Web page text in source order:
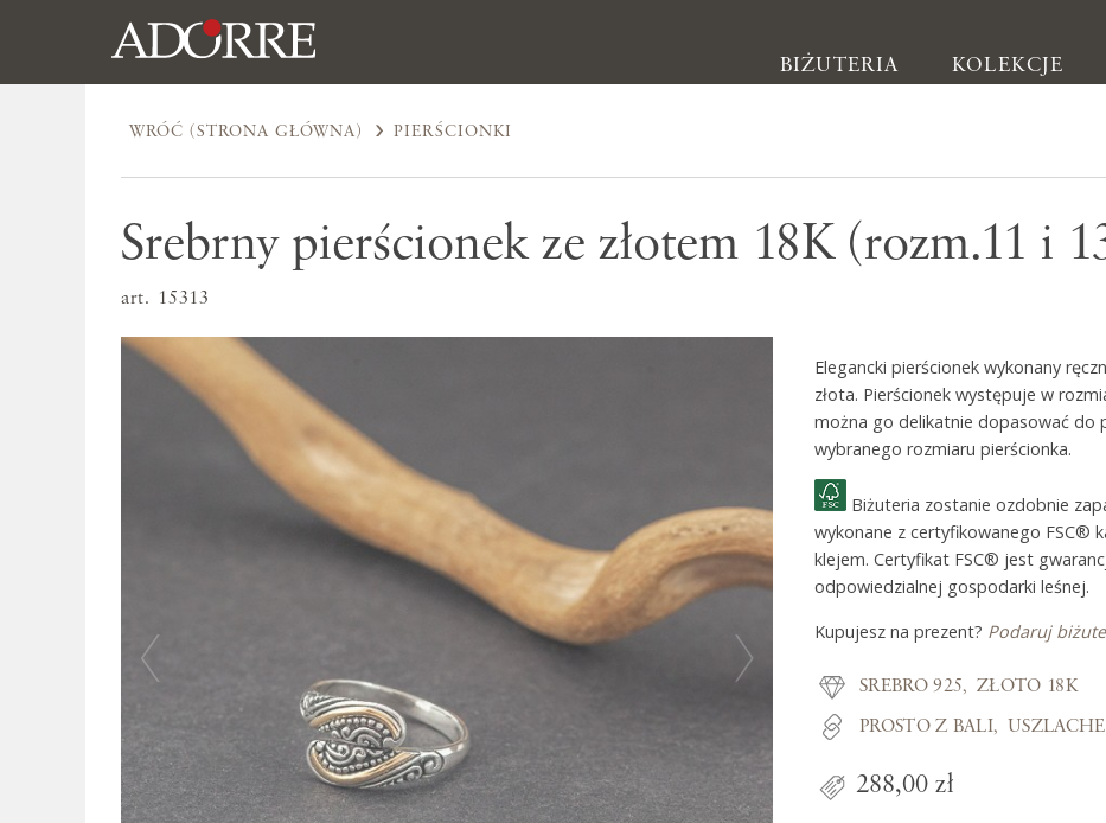
BIŻUTERIA KOLEKCJE
Biżuteria
Kolczyki
Pierścionki
Broszki
Inne
Z miłości do
O Adorre
Jak to się zaczęło?
Wyspa pełna inspiracji
WRÓĆ (STRONA GŁÓWNA) PIERŚCIONKI
Srebrny pierścionek ze złotem 18K (rozm.11 i
art. 15313
Elegancki pierścionek wykonany
złota. Pierścionek występuje w
można go delikatnie dopasować do
wybranego rozmiaru pierścionka.
Biżuteria zostanie ozdobnie
wykonane z certyfikowanego FSC®
klejem. Certyfikat FSC® jest
odpowiedzialnej gospodarki leśnej.
Kupujesz na prezent? Podaruj
SREBRO 925 ZŁOTO 18K
PROSTO Z BALI
288,00 zł